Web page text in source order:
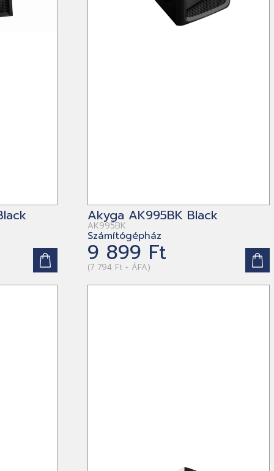
Akyga AK995BK Black
AK995BK
Számítógépház
9 899 Ft
(7 794 Ft + ÁFA)